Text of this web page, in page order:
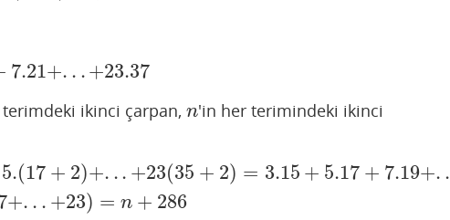
7.21+. . .+23.37
+...+23.37
ikinci çarpan, n
n'in her terimindeki ikinci
5.(17 + 2)+. .. +23(35 + 2) = 3.15 + 5.17 + 7.19+. .
+. . . +23) = n + 286
.+23(35+ 2)=3.15 + 5.17+7.19+. ..+ 23.35+2( 3+5+7+.. .+23)=n+286